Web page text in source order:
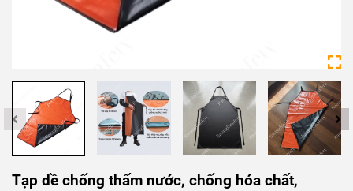
Tạp dề chống thấm nước, chống hóa chất,